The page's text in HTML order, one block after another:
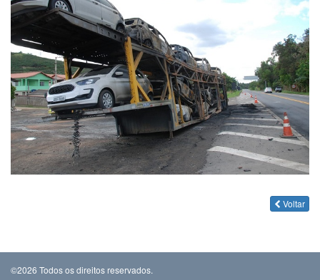
Voltar
©2026 Todos os direitos reservados.